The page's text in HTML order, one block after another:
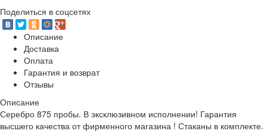
Поделиться в соцсетях
Описание
Доставка
Оплата
Гарантия и возврат
Отзывы
Описание
Серебро 875 пробы. В эксклюзивном исполнении! Гарантия
высшего качества от фирменного магазина ! Стаканы в комплекте.